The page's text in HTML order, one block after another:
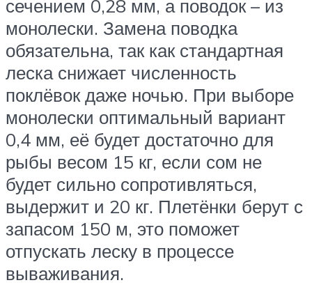
сечением 0,28 мм, а поводок – из
монолески. Замена поводка
обязательна, так как стандартная
леска снижает численность
поклёвок даже ночью. При выборе
монолески оптимальный вариант
0,4 мм, её будет достаточно для
рыбы весом 15 кг, если сом не
будет сильно сопротивляться,
выдержит и 20 кг. Плетёнки берут с
запасом 150 м, это поможет
отпускать леску в процессе
вываживания.